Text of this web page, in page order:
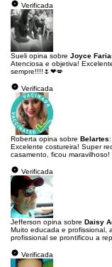
Verificada
Sueli opina sobre Joyce
Atenciosa e objetiva!
sempre!!!!🌷❤💋
Verificada
Roberta opina sobre Belartes:
Excelente costureira! Super
casamento, ficou maravilhoso!
Verificada
Jefferson opina sobre Daisy
Muito educada e profissional,
profissional se prontificou a
Verificada